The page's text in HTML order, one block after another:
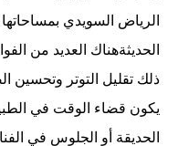
الرياض السويدي
الحديثةهناك العديد من
ذلك تقليل التوتر وتحسين
يكون قضاء الوقت في
الحديقة أو الجلوس في